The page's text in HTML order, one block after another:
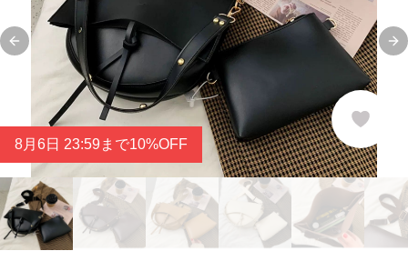
Previous slide
8月 6日 23:59まで10%OFF